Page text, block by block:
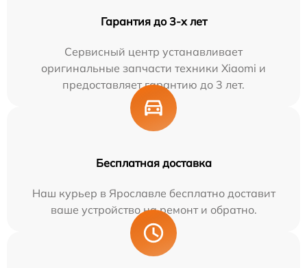
Гарантия до 3-х лет
Сервисный центр устанавливает
оригинальные запчасти техники Xiaomi и
предоставляет гарантию до 3 лет.
Бесплатная доставка
Наш курьер в Ярославле бесплатно доставит
ваше устройство на ремонт и обратно.